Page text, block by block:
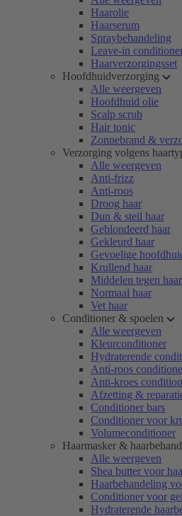
Haarolie
Haarserum
Spraybehandeling
Leave-in
Haarverzorgingsset
Hoofdhuidverzorging
Alle weergeven
Hoofdhuid olie
Scalp scrub
Hair tonic
Zonnebrand &
Verzorging volgens
Alle weergeven
Anti-frizz
Anti-roos
Droog haar
Dun & steil haar
Geblondeerd haar
Gekleurd haar
Gevoelige
Krullend haar
Middelen tegen
Normaal haar
Vet haar
Conditioner & spoelen
Alle weergeven
Kleurconditioner
Hydraterende
Anti-roos
Anti-kroes
Afzetting &
Conditioner bars
Conditioner voor
Volumeconditioner
Haarmasker &
Alle weergeven
Shea butter voor
Haarbehandeling
Conditioner voor
Hydraterende